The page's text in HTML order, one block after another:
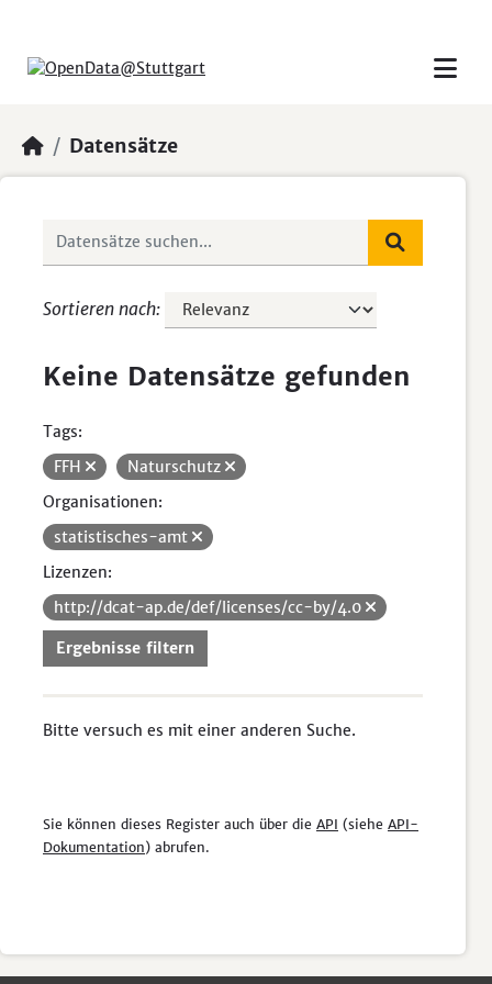
Datensätze
Sortieren nach
Keine Datensätze gefunden
Tags:
FFH
Naturschutz
Organisationen:
statistisches-amt
Lizenzen:
http://dcat-ap.de/def/licenses/cc-by/4.0
Ergebnisse filtern
Bitte versuch es mit einer anderen Suche.
Sie können dieses Register auch über die API (siehe API-
Dokumentation) abrufen.